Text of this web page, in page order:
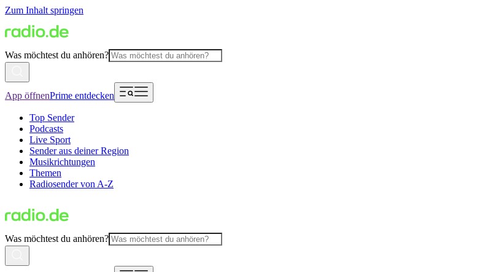
Zum Inhalt springen
Was möchtest du anhören?
App öffnenPrime entdecken
Top Sender
Podcasts
Live Sport
Sender aus deiner Region
Musikrichtungen
Themen
Radiosender von A-Z
Was möchtest du anhören?